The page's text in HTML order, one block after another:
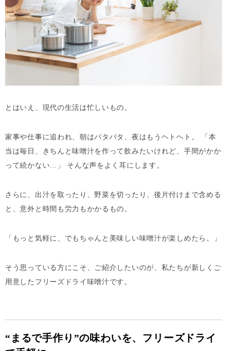
とはいえ、現代の生活は忙しいもの。
家事や仕事に追われ、朝はバタバタ、夜はもうヘトヘト。 「本
当は毎日、きちんと味噌汁を作って飲みたいけれど、手間がかか
って続かない…」 そんな声をよく耳にします。
さらに、出汁を取ったり、野菜を切ったり、後片付けまで含める
と、意外と時間も労力もかかるもの。
「もっと気軽に、でもちゃんと美味しい味噌汁が楽しめたら。」
そう思っている方にこそ、ご紹介したいのが、私たちが新しくご
用意したフリーズドライ味噌汁です。
“まるで手作り”の味わいを、フリーズドライ